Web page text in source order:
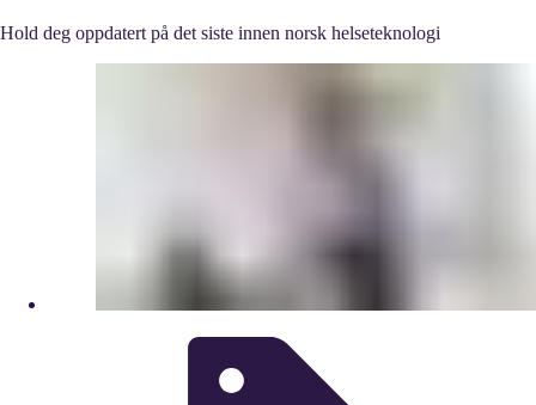
Hold deg oppdatert på det siste innen norsk helseteknologi